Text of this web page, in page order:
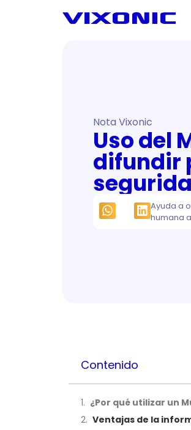
Nota Vixonic
Uso del
difundir
Ayuda a
humana
Contenido
¿Por qué utilizar un
Ventajas de la